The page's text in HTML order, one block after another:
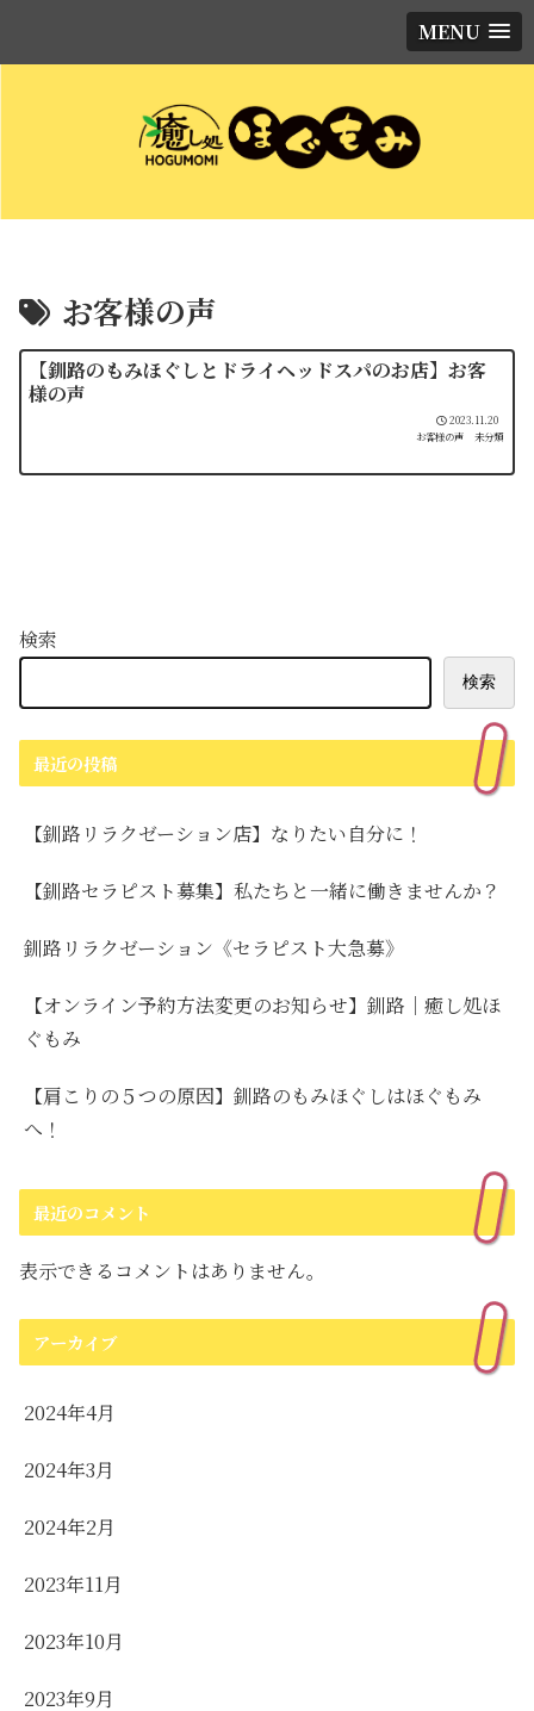
MENU
お客様の声
【釧路のもみほぐしとドライヘッドスパのお店】お客
様の声
2023.11.20
お客様の声
未分類
検索
検索
最近の投稿
【釧路リラクゼーション店】なりたい自分に！
【釧路セラピスト募集】私たちと一緒に働きませんか？
釧路リラクゼーション《セラピスト大急募》
【オンライン予約方法変更のお知らせ】釧路｜癒し処ほ
ぐもみ
【肩こりの５つの原因】釧路のもみほぐしはほぐもみ
へ！
最近のコメント
表示できるコメントはありません。
アーカイブ
2024年4月
2024年3月
2024年2月
2023年11月
2023年10月
2023年9月